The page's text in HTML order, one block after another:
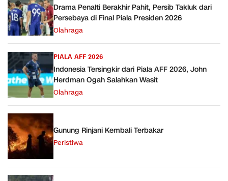
Drama Penalti Berakhir Pahit, Persib Takluk dari
Persebaya di Final Piala Presiden 2026
Olahraga
PIALA AFF 2026
Indonesia Tersingkir dari Piala AFF 2026, John
Herdman Ogah Salahkan Wasit
Olahraga
Gunung Rinjani Kembali Terbakar
Peristiwa